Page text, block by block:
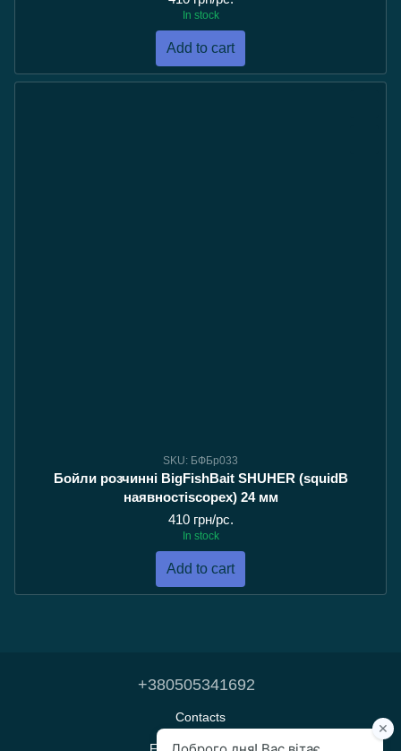
In stock
Add to cart
SKU: БФБр033
Бойли розчинні BigFishBait SHUHER (squidВ
наявностіscopex) 24 мм
410 грн/pc.
In stock
Add to cart
+380505341692
Contacts